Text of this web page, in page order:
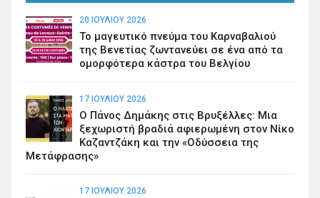
20 ΙΟΥΛΊΟΥ 2026
Το μαγευτικό πνεύμα του Καρναβαλιού
της Βενετίας ζωντανεύει σε ένα από τα
ομορφότερα κάστρα του Βελγίου
17 ΙΟΥΛΊΟΥ 2026
Ο Πάνος Δημάκης στις Βρυξέλλες: Μια
ξεχωριστή βραδιά αφιερωμένη στον Νίκο
Καζαντζάκη και την «Οδύσσεια της
Μετάφρασης»
17 ΙΟΥΛΊΟΥ 2026